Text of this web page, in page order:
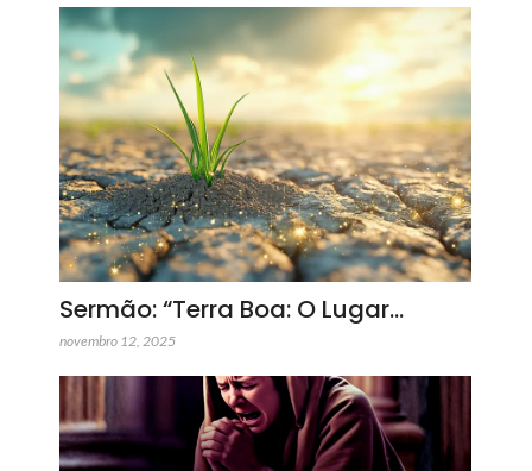
Sermão: “Terra Boa: O Lugar…
novembro 12, 2025